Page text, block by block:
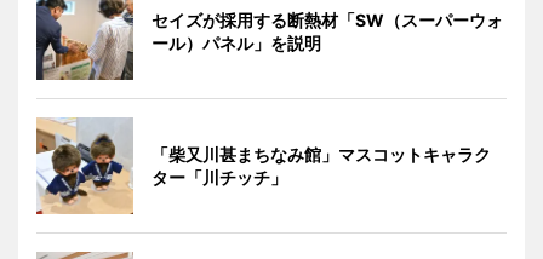
セイズが採用する断熱材「SW（スーパーウォ
ール）パネル」を説明
「柴又川甚まちなみ館」マスコットキャラク
ター「川チッチ」